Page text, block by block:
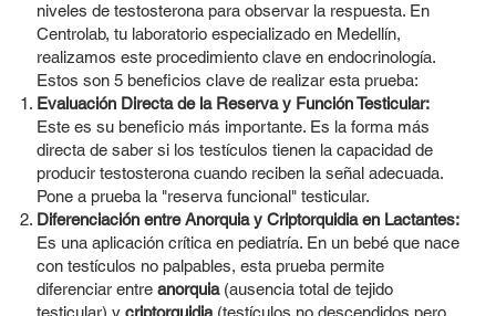
niveles de testosterona para observar la respuesta. En
Centrolab, tu laboratorio especializado en Medellín,
realizamos este procedimiento clave en endocrinología.
Estos son 5 beneficios clave de realizar esta prueba:
Evaluación Directa de la Reserva y Función Testicular:
Este es su beneficio más importante. Es la forma más
directa de saber si los testículos tienen la capacidad de
producir testosterona cuando reciben la señal adecuada.
Pone a prueba la "reserva funcional" testicular.
Diferenciación entre Anorquia y Criptorquidia en Lactantes:
Es una aplicación crítica en pediatría. En un bebé que nace
con testículos no palpables, esta prueba permite
diferenciar entre anorquia(ausencia total de tejido